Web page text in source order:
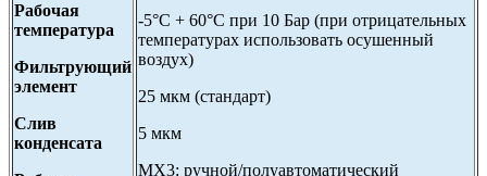
Рабочая
температура
Фильтрующий
элемент
Слив
конденсата
-5°С + 60°С при 10 Бар (при отрицательных
температурах использовать осушенный
воздух)
25 мкм (стандарт)
5 мкм
MX3: ручной/полуавтоматический